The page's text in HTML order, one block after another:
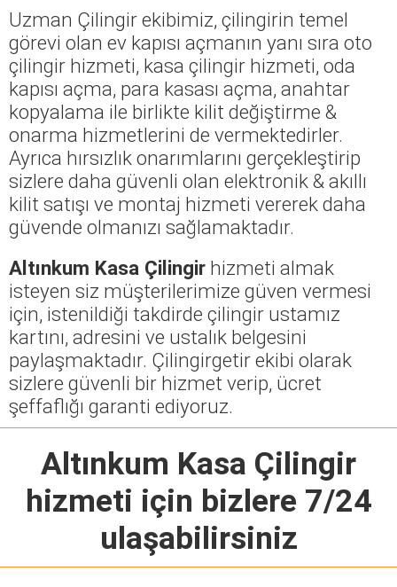
Uzman Çilingir ekibimiz, çilingirin temel
görevi olan ev kapısı açmanın yanı sıra oto
çilingir hizmeti, kasa çilingir hizmeti, oda
kapısı açma, para kasası açma, anahtar
kopyalama ile birlikte kilit değiştirme &
onarma hizmetlerini de vermektedirler.
Ayrıca hırsızlık onarımlarını gerçekleştirip
sizlere daha güvenli olan elektronik & akıllı
kilit satışı ve montaj hizmeti vererek daha
güvende olmanızı sağlamaktadır.
Altınkum Kasa Çilingir hizmeti almak
isteyen siz müşterilerimize güven vermesi
için, istenildiği takdirde çilingir ustamız
kartını, adresini ve ustalık belgesini
paylaşmaktadır. Çilingirgetir ekibi olarak
sizlere güvenli bir hizmet verip, ücret
şeffaflığı garanti ediyoruz.
Altınkum Kasa Çilingir
hizmeti için bizlere 7/24
ulaşabilirsiniz